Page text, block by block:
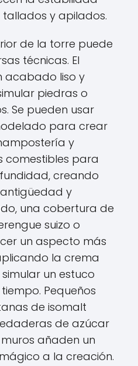
y apilados.
de la torre puede
técnicas. El
acabado liso y
piedras o
Se pueden usar
para crear
y
comestibles para
creando
y
una cobertura de
suizo o
un aspecto más
la crema
un estuco
Pequeños
de isomalt
de azúcar
añaden un
a la creación.